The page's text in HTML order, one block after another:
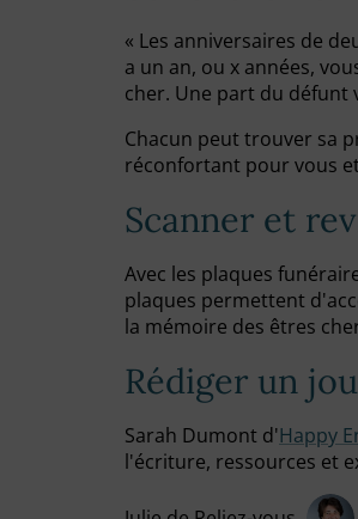
« Les anniversaires de
a un an, ou x années,
cher. Une part du défunt
Chacun peut trouver sa
réconfortant pour vous
Scanner et
Avec les plaques
plaques permettent
la mémoire des êtres
Rédiger un
Sarah Dumont d'Happy
l'écriture, ressources et